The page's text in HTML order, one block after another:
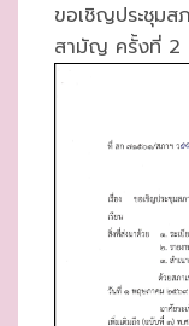
E
D
ขอเชิญประชุม
สามัญ ครั้งที่ 2